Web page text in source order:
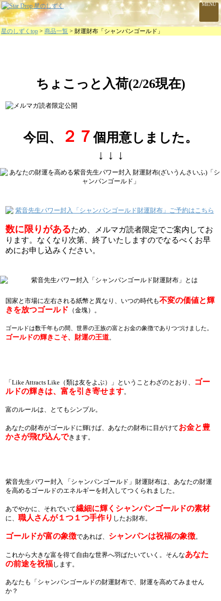
MENU
星のしずくtop > 商品一覧 > 財運財布「シャンパンゴールド」
ちょこっと入荷(2/26現在)
今回、 ２７個用意しました。
↓ ↓ ↓
数に限りがあるため、メルマガ読者限定でご案内してお
ります。なくなり次第、終了いたしますのでなるべくお早
めにお申し込みください。
国家と市場に左右される紙幣と異なり、いつの時代も不変の価値と輝
きを放つゴールド （金塊）。
ゴールドは数千年もの間、世界の王族の富とお金の象徴でありつづけました。
ゴールドの輝きこそ、財運の王道。
「Like Attracts Like（類は友をよぶ）」ということわざのとおり、
ゴー
ルドの輝きは、富を引き寄せます。
富のルールは、とてもシンプル。
あなたの財布がゴールドに輝けば、あなたの財布に目がけてお金と豊
かさが飛び込んできます。
紫音先生パワー封入 「シャンパンゴールド」財運財布は、あなたの財運
を高めるゴールドのエネルギーを封入してつくられました。
あでやかに、それでいて繊細に輝くシャンパンゴールドの素材
に、職人さんが１つ１つ手作り したお財布。
ゴールドが富の象徴であれば、 シャンパンは祝福の象徴。
これから大きな富を得て自由な世界へ羽ばたいていく。そんなあなた
の前途を祝福します。
あなたも「シャンパンゴールドの財運財布で、財運を高めてみません
か？